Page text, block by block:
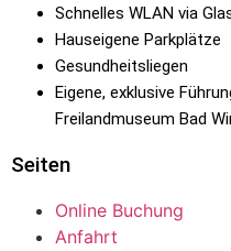
Schnelles WLAN via
Hauseigene Parkplätze
Gesundheitsliegen
Eigene, exklusive
Freilandmuseum Bad
Seiten
Online Buchung
Anfahrt